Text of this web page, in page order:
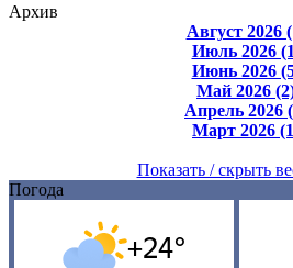
Архив
Август 2026
Июль 2026
Июнь 2026
Май 2026
Апрель 2026
Март 2026
Показать / скрыть
Погода